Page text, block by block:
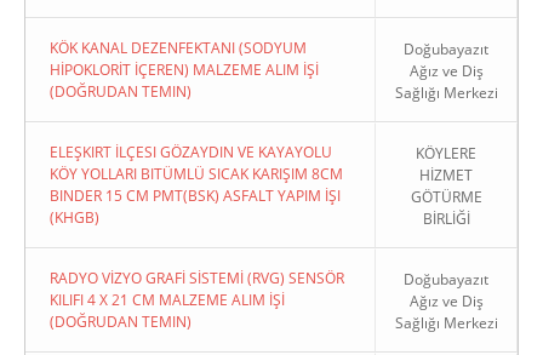
KÖK KANAL DEZENFEKTANI (SODYUM
HİPOKLORİT İÇEREN) MALZEME ALIM İŞİ
(DOĞRUDAN TEMIN)
Doğubayazıt
Ağız ve Diş
Sağlığı Merkezi
ELEŞKIRT İLÇESI GÖZAYDIN VE KAYAYOLU
KÖY YOLLARI BITÜMLÜ SICAK KARIŞIM 8CM
BINDER 15 CM PMT(BSK) ASFALT YAPIM İŞI
(KHGB)
KÖYLERE
HİZMET
GÖTÜRME
BİRLİĞİ
RADYO VİZYO GRAFİ SİSTEMİ (RVG) SENSÖR
KILIFI 4 X 21 CM MALZEME ALIM İŞİ
(DOĞRUDAN TEMIN)
Doğubayazıt
Ağız ve Diş
Sağlığı Merkezi